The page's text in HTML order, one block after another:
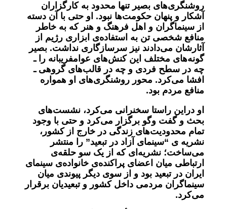
روشنگری‌های بصیر تنها محدود به کارگزاران
آشکار و پنهان حکومت‌ها نبود. او حتی با آن دسته
از سینماگران و اهل فرهنگ و هنر که به خاطر
منافع شخصی تن به استفاده‌ی ابزاری رژیم از
آثارشان می‌دادند نیز سرسازگاری نداشت. بصیر
گونه‌های مختلف این کنش‌های عوامفریبانه را ـ
چه در سطح فردی و چه در قالب‌های گروهی ـ
افشا می‌کرد. محور روشنگری‌های او همواره
منافع مردم بود.
او دراین راستا سخنرانی می‌کرد، نشست‌های
بحث و گفت‌ وگو برگزار می‌کرد و حتی با وجود
تمام محدودیت‌های زندگی در خارج از کشور،
نشریه‌ ی “سینمای آزاد در تبعید” را منتشر
می‌ساخت؛ نشریه‌ای که از یک سو حلقه‌ی
ارتباطی میان اعضای پراکنده‌ی خانواده‌ی سینمای
ایران در تبعید بود و از سوی دیگر پیوندی میان
سینماگران مردمی داخل کشور و تبعیدیان برقرار
می‌کرد.